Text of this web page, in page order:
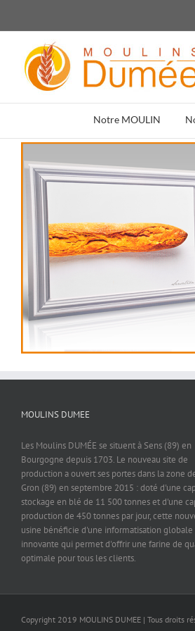
contenu
Notre MOULIN
MOULINS DUMEE
Les Moulins DUMÉE se situent à Sens (89) en
Bourgogne depuis 1703. Le nouveau site de
production a ouvert ses portes dans la zone
Gron (89) en septembre 2015 : doté d'une
stockage en blé de 11 500 tonnes et d'une
production de 450 tonnes par jour, cette
usine bénéficie d'une informatisation globale
innovante qui permet d'offrir une farine de
optimale pour tous les clients.
Copyright 2019 MOULINS DUMEE | Tous droits